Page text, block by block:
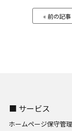
« 前の記事
■ サービス
ホームページ保守管理